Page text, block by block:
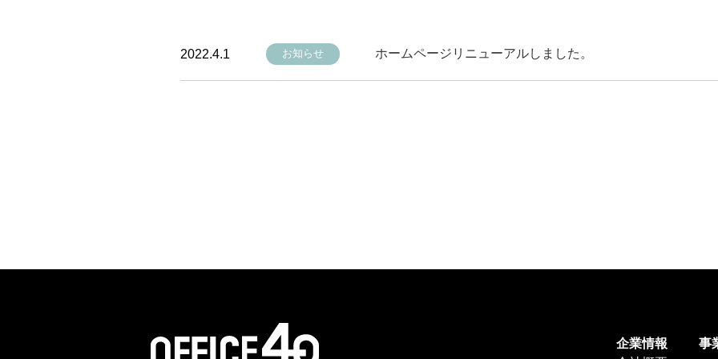
2022.4.1 お知らせ ホームページリニューアルしました。
企業情報
事